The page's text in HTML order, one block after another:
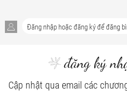
đăng ký
Cập nhật qua email các